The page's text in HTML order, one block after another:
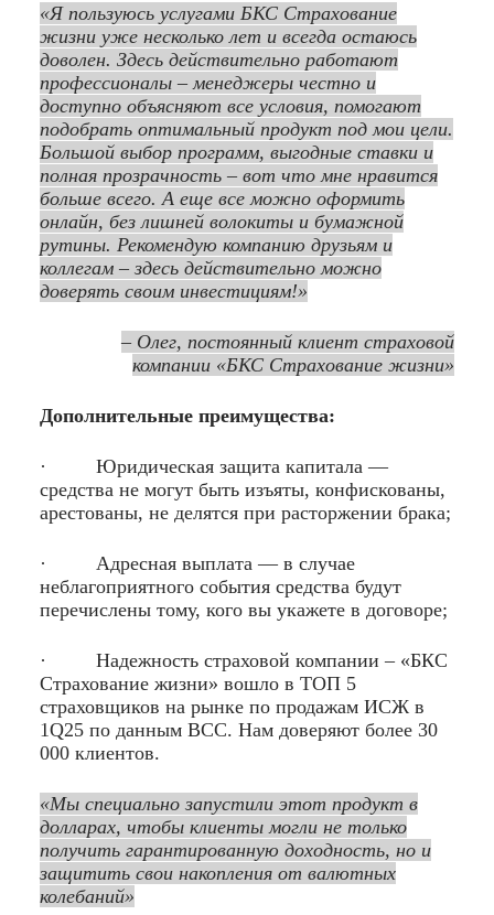
«Я пользуюсь услугами БКС Страхование
жизни уже несколько лет и всегда остаюсь
доволен. Здесь действительно работают
профессионалы – менеджеры честно и
доступно объясняют все условия, помогают
подобрать оптимальный продукт под мои цели.
Большой выбор программ, выгодные ставки и
полная прозрачность – вот что мне нравится
больше всего. А еще все можно оформить
онлайн, без лишней волокиты и бумажной
рутины. Рекомендую компанию друзьям и
коллегам – здесь действительно можно
доверять своим инвестициям!»
– Олег, постоянный клиент страховой
компании «БКС Страхование жизни»
Дополнительные преимущества:
· Юридическая защита капитала —
средства не могут быть изъяты, конфискованы,
арестованы, не делятся при расторжении брака;
· Адресная выплата — в случае
неблагоприятного события средства будут
перечислены тому, кого вы укажете в договоре;
· Надежность страховой компании–«БКС
Страхование жизни» вошло в ТОП 5
страховщиков на рынке по продажам ИСЖ в
1Q25 по данным ВСС. Нам доверяют более 30
000 клиентов.
«Мы специально запустили этот продукт в
долларах, чтобы клиенты могли не только
получить гарантированную доходность, но и
защитить свои накопления от валютных
колебаний»